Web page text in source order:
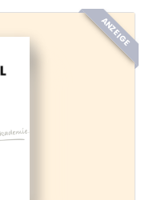
ANZEIGE